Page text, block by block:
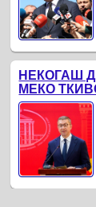
НЕКОГАШ
МЕКО